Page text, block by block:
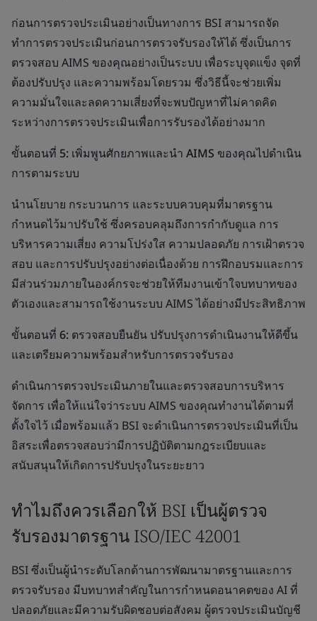
ก่อนการตรวจประเมินอย่างเป็นทางการ BSI สามารถจัด
ทำการตรวจประเมินก่อนการตรวจรับรองให้ได้ ซึ่งเป็นการ
ตรวจสอบ AIMS ของคุณอย่างเป็นระบบ เพื่อระบุจุดแข็ง จุดที่
ต้องปรับปรุง และความพร้อมโดยรวม ซึ่งวิธีนี้จะช่วยเพิ่ม
ความมั่นใจและลดความเสี่ยงที่จะพบปัญหาที่ไม่คาดคิด
ระหว่างการตรวจประเมินเพื่อการรับรองได้อย่างมาก
ขั้นตอนที่ 5: เพิ่มพูนศักยภาพและนำ AIMS ของคุณไปดำเนิน
การตามระบบ
นำนโยบาย กระบวนการ และระบบควบคุมที่มาตรฐาน
กำหนดไว้มาปรับใช้ ซึ่งครอบคลุมถึงการกำกับดูแล การ
บริหารความเสี่ยง ความโปร่งใส ความปลอดภัย การเฝ้าตรวจ
สอบ และการปรับปรุงอย่างต่อเนื่องด้วย การฝึกอบรมและการ
มีส่วนร่วมภายในองค์กรจะช่วยให้ทีมงานเข้าใจบทบาทของ
ตัวเองและสามารถใช้งานระบบ AIMS ได้อย่างมีประสิทธิภาพ
ขั้นตอนที่ 6: ตรวจสอบยืนยัน ปรับปรุงการดำเนินงานให้ดีขึ้น
และเตรียมความพร้อมสำหรับการตรวจรับรอง
ดำเนินการตรวจประเมินภายในและตรวจสอบการบริหาร
จัดการ เพื่อให้แน่ใจว่าระบบ AIMS ของคุณทำงานได้ตามที่
ตั้งใจไว้ เมื่อพร้อมแล้ว BSI จะดำเนินการตรวจประเมินที่เป็น
อิสระเพื่อตรวจสอบว่ามีการปฏิบัติตามกฎระเบียบและ
สนับสนุนให้เกิดการปรับปรุงในระยะยาว
ทำไมถึงควรเลือกให้ BSI เป็นผู้ตรวจ
รับรองมาตรฐาน ISO/IEC 42001
BSI ซึ่งเป็นผู้นำระดับโลกด้านการพัฒนามาตรฐานและการ
ตรวจรับรอง มีบทบาทสำคัญในการกำหนดอนาคตของ AI ที่
ปลอดภัยและมีความรับผิดชอบต่อสังคม ผู้ตรวจประเมินบัญชี